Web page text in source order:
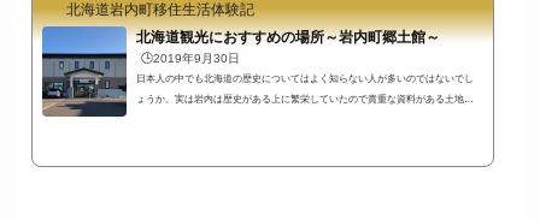
北海道岩内町移住生活体験記
北海道観光におすすめの場所～岩内町郷土館～
🕒️2019年9月30日
日本人の中でも北海道の歴史についてはよく知らない人が多いのではないでし
ょうか。実は岩内は歴史がある上に繁栄していたので貴重な資料がある土地な